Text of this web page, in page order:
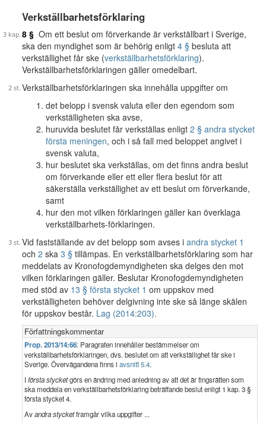
Verkställbarhetsförklaring
8 § Om ett beslut om förverkande är verkställbart i Sverige,
ska den myndighet som är behörig enligt 4 § besluta att
verkställighet får ske (verkställbarhetsförklaring).
Verkställbarhetsförklaringen gäller omedelbart.
Verkställbarhetsförklaringen ska innehålla uppgifter om
det belopp i svensk valuta eller den egendom som
verkställigheten ska avse,
huruvida beslutet får verkställas enligt 2 § andra stycket
första meningen, och i så fall med beloppet angivet i
svensk valuta,
hur beslutet ska verkställas, om det finns andra beslut
om förverkande eller ett eller flera beslut för att
säkerställa verkställighet av ett beslut om förverkande,
samt
hur den mot vilken förklaringen gäller kan överklaga
verkställbarhets-förklaringen.
Vid fastställande av det belopp som avses i andra stycket 1
och 2 ska 3 § tillämpas. En verkställbarhetsförklaring som har
meddelats av Kronofogdemyndigheten ska delges den mot
vilken förklaringen gäller. Beslutar Kronofogdemyndigheten
med stöd av 13 § första stycket 1 om uppskov med
verkställigheten behöver delgivning inte ske så länge skälen
för uppskov består. Lag (2014:203).
Författningskommentar
Prop. 2013/14:66: Paragrafen innehåller bestämmelser om
verkställbarhetsförklaringen, dvs. beslutet om att verkställighet får ske i
Sverige. Övervägandena finns i avsnitt 5.4.
Iförsta stycketgörs en ändring med anledning av att det är tingsrätten som
ska meddela en verkställbarhetsförklaring beträffande beslut enligt 1 kap. 3 §
första stycket 4.
Avandra stycketframgår vilka uppgifter ...